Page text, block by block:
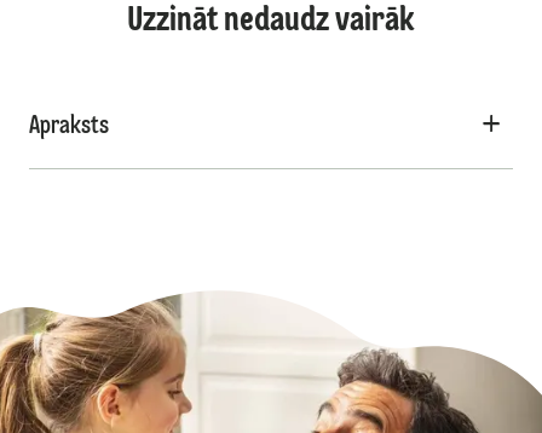
Uzzināt nedaudz vairāk
Apraksts